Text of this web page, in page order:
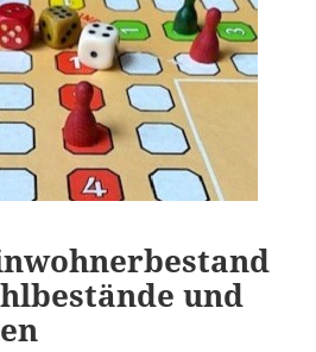
und